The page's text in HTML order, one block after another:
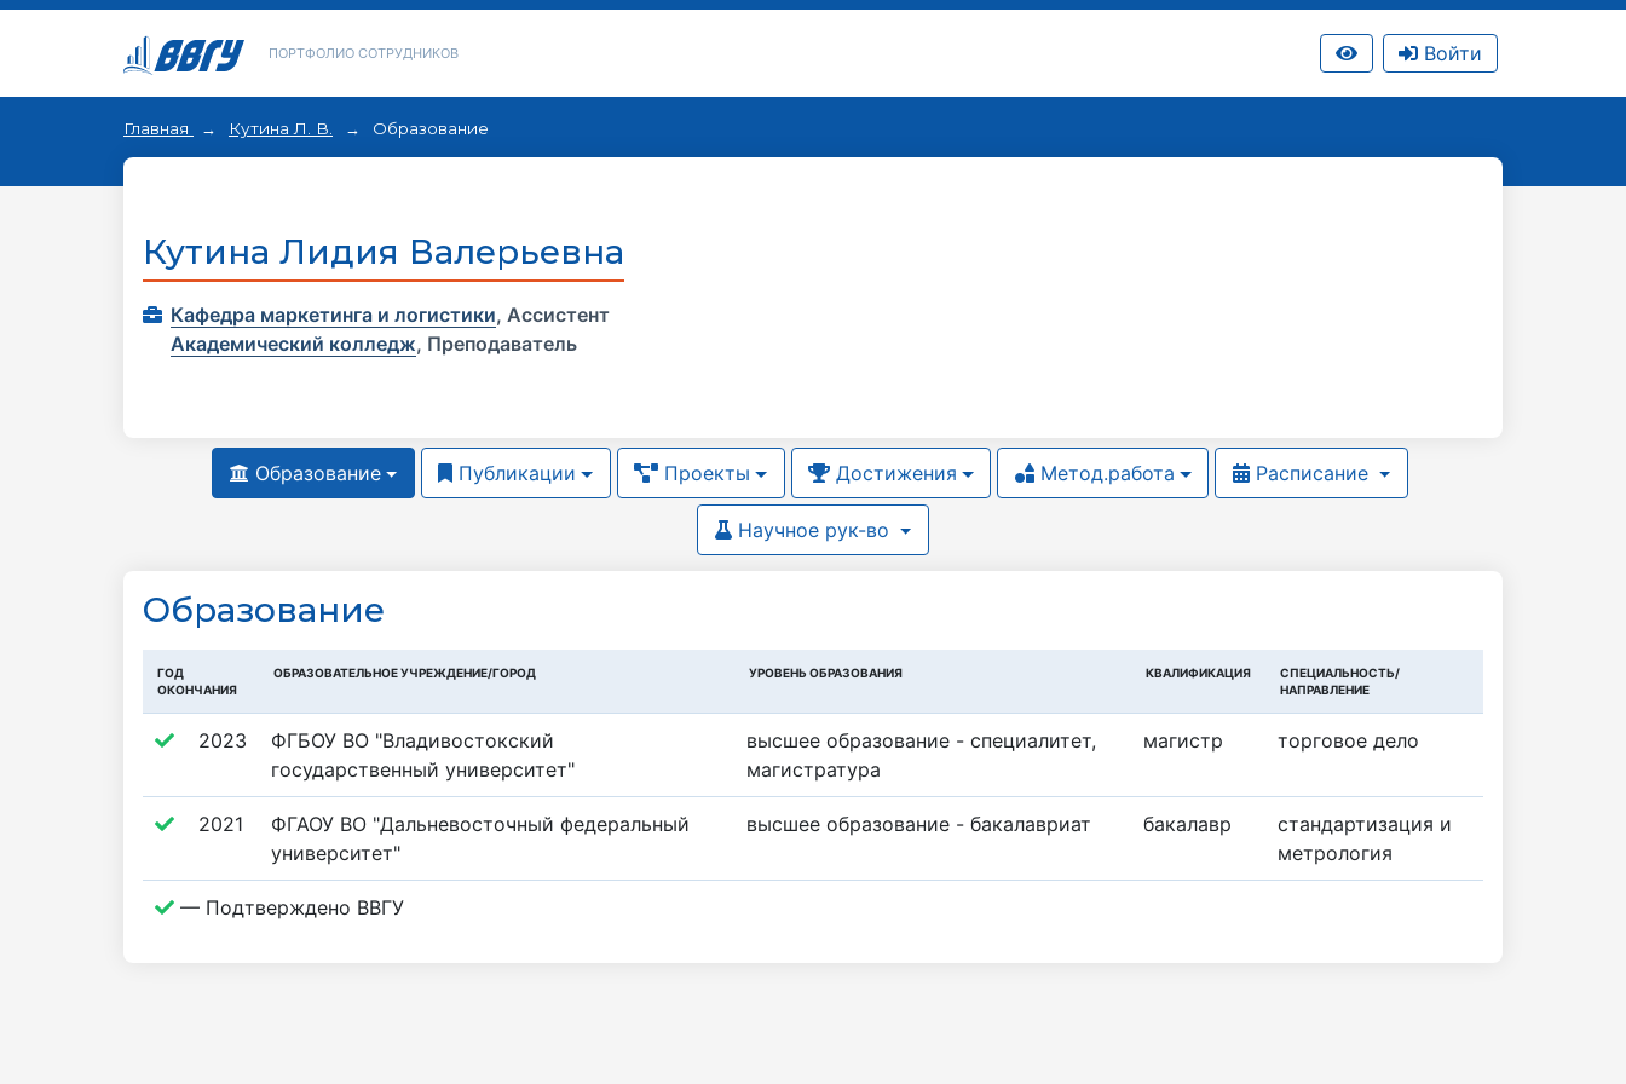
ПОРТФОЛИО СОТРУДНИКОВ Войти
Главная Кутина Л. В. Образование
Кутина Лидия Валерьевна
Кафедра маркетинга и логистики, Ассистент
Академический колледж, Преподаватель
Образование Публикации Проекты Достижения Метод.работа Расписание
Научное рук-во
Образование
ГОД
ОКОНЧАНИЯ
ОБРАЗОВАТЕЛЬНОЕ УЧРЕЖДЕНИЕ/ГОРОД УРОВЕНЬ ОБРАЗОВАНИЯ КВАЛИФИКАЦИЯ
СПЕЦИАЛЬНОСТЬ/
НАПРАВЛЕНИЕ
2023
ФГБОУ ВО "Владивостокский
государственный университет"
высшее образование - специалитет,
магистратура
магистр торговое дело
2021
ФГАОУ ВО "Дальневосточный федеральный
университет"
высшее образование - бакалавриат бакалавр
стандартизация и
метрология
— Подтверждено ВВГУ